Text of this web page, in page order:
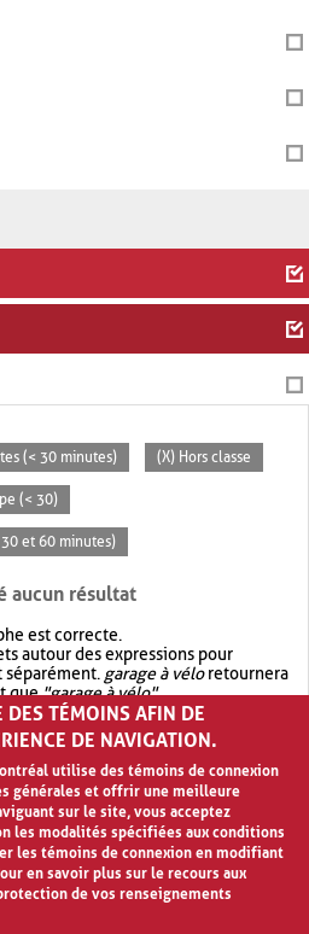
(< 30 minutes) (X) Hors classe
(< 30)
et 60 minutes)
aucun résultat
est correcte.
autour des expressions pour
séparément. garage à véloretournera
que"garage à vélo".
recherche avec OR.garage OR vélo
de résultat quegarage à vélo
DES TÉMOINS AFIN DE
DE NAVIGATION.
utilise des témoins de connexion
générales et offrir une meilleure
sur le site, vous acceptez
les modalités spécifiées aux conditions
les témoins de connexion en modifiant
en savoir plus sur le recours aux
de vos renseignements